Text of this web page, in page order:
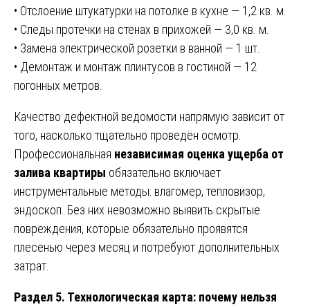
• Отслоение штукатурки на потолке в кухне — 1,2 кв. м.
• Следы протечки на стенах в прихожей — 3,0 кв. м.
• Замена электрической розетки в ванной — 1 шт.
• Демонтаж и монтаж плинтусов в гостиной — 12
погонных метров.
Качество дефектной ведомости напрямую зависит от
того, насколько тщательно проведён осмотр.
Профессиональная независимая оценка ущерба от
залива квартиры обязательно включает
инструментальные методы: влагомер, тепловизор,
эндоскоп. Без них невозможно выявить скрытые
повреждения, которые обязательно проявятся
плесенью через месяц и потребуют дополнительных
затрат.
Раздел 5. Технологическая карта: почему нельзя